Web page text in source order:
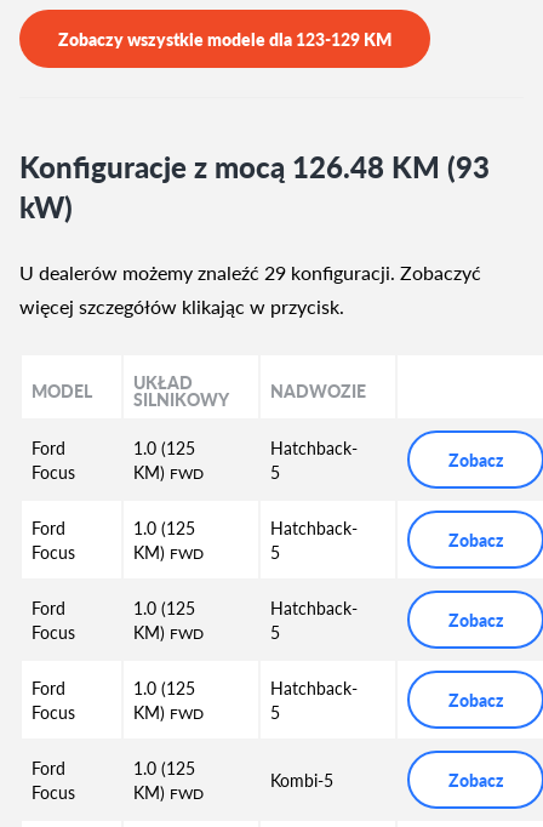
Zobaczy wszystkie modele dla 123-129 KM
Konfiguracje z mocą 126.48 KM (93
kW)
U dealerów możemy znaleźć 29 konfiguracji. Zobaczyć
więcej szczegółów klikając w przycisk.
MODEL UKŁAD
SILNIKOWY NADWOZIE
Ford
Focus
1.0 (125
KM) FWD
Hatchback-
5
Zobacz
Ford
Focus
1.0 (125
KM) FWD
Hatchback-
5
Zobacz
Ford
Focus
1.0 (125
KM) FWD
Hatchback-
5
Zobacz
Ford
Focus
1.0 (125
KM) FWD
Hatchback-
5
Zobacz
Ford
Focus
1.0 (125
KM) FWD
Kombi-5 Zobacz